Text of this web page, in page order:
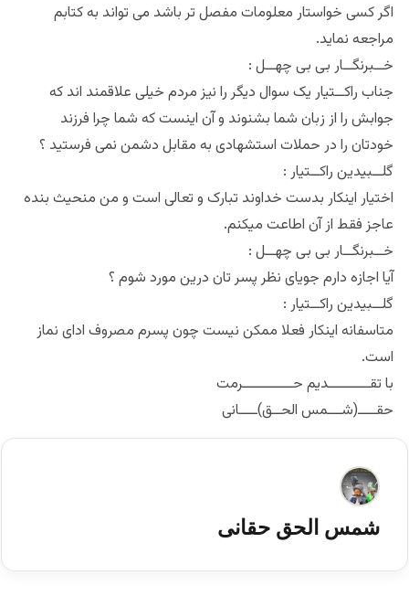
اگر کسی خواستار معلومات مفصل تر باشد می تواند به کتابم
مراجعه نماید.
خــبرنگــار بی بی چهــل :
جناب راکــتیار یک سوال دیگر را نیز مردم خیلی علاقمند اند که
جوابش را از زبان شما بشنوند و آن اینست که شما چرا فرزند
خودتان را در حملات استشهادی به مقابل دشمن نمی فرستید ؟
گلــبیدین راکــتیار :
اختیار اینکار بدست خداوند تبارک و تعالی است و من منحیث بنده
عاجز فقط از آن اطاعت میکنم.
خــبرنگــار بی بی چهــل :
آیا اجازه دارم جویای نظر پسر تان درین مورد شوم ؟
گلــبیدین راکــتیار :
متاسفانه اینکار فعلا ممکن نیست چون پسرم مصروف ادای نماز
است.
با تقـــــــــديم حـــــــــــرمت
حقــــ(شـــمس الحــق)ــــانی
شمس الحق حقانی